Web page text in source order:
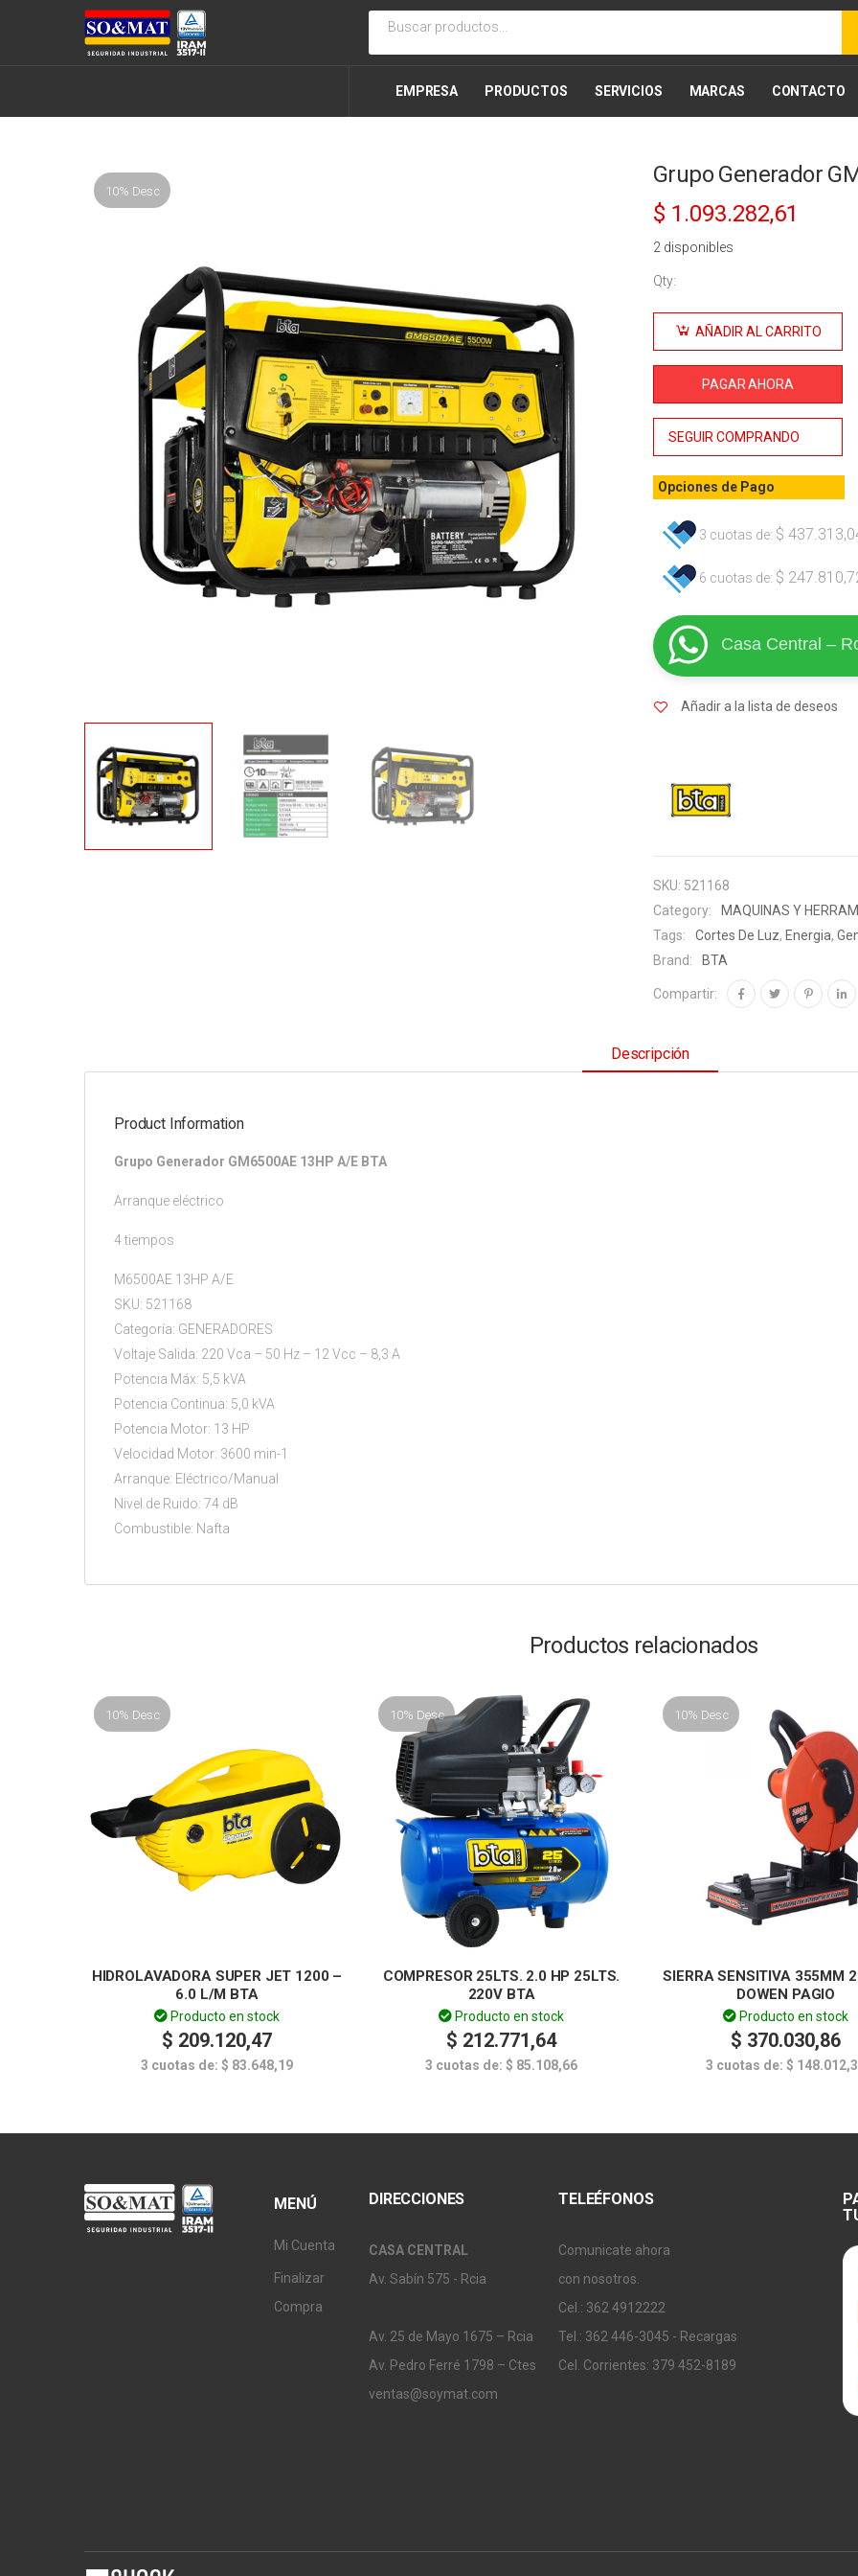
EMPRESA PRODUCTOS SERVICIOS MARCAS CONTACTO
10% Desc 10% Desc
Grupo Generador
$ 1.093.282,61
2 disponibles
Qty:
Grupo
Generador
- 5500W
cantidad
AÑADIR AL CARRITO
PAGAR AHORA
SEGUIR COMPRANDO
Opciones de Pago
3 cuotas de: $
6 cuotas de: $
Casa Central –
Añadir a la lista de deseos
SKU: 521168
Category:
MAQUINAS Y
Tags:
Cortes De Luz, Energia,
Brand:
BTA
Compartir:
Descripción
Product Information
Grupo Generador GM6500AE 13HP A/E BTA
Arranque eléctrico
4 tiempos
M6500AE 13HP A/E
SKU: 521168
Categoría: GENERADORES
Voltaje Salida: 220 Vca – 50 Hz – 12 Vcc – 8,3 A
Potencia Máx: 5,5 kVA
Potencia Continua: 5,0 kVA
Potencia Motor: 13 HP
Velocidad Motor: 3600 min-1
Arranque: Eléctrico/Manual
Nivel de Ruido: 74 dB
Combustible: Nafta
Productos relacionados
10% Desc
HIDROLAVADORA SUPER JET 1200 –
6.0 L/M BTA
Producto en stock
$ 209.120,47
3 cuotas de: $ 83.648,19
10% Desc
COMPRESOR 25LTS. 2.0 HP 25LTS.
220V BTA
Producto en stock
$ 212.771,64
3 cuotas de: $ 85.108,66
10% Desc
SIERRA SENSITIVA 355MM
DOWEN PAGIO
Producto en stock
$ 370.030,86
3 cuotas de: $
MENÚ
Mi Cuenta
Finalizar
Compra
DIRECCIONES
CASA CENTRAL
Av. Sabín 575 - Rcia
Av. 25 de Mayo 1675 – Rcia
Av. Pedro Ferré 1798 – Ctes
ventas@soymat.com
TELEÉFONOS
Comunicate ahora
con nosotros.
Cel.: 362 4912222
Tel.: 362 446-3045 - Recargas
Cel. Corrientes: 379 452-8189